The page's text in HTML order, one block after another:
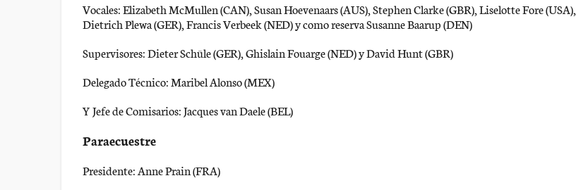
Vocales: Elizabeth McMullen (CAN), Susan Hoevenaars (AUS), Stephen Clarke (GBR), Liselotte Fore (USA),
Dietrich Plewa (GER), Francis Verbeek (NED) y como reserva Susanne Baarup (DEN)
Supervisores: Dieter Schüle (GER), Ghislain Fouarge (NED) y David Hunt (GBR)
Delegado Técnico: Maribel Alonso (MEX)
Y Jefe de Comisarios: Jacques van Daele (BEL)
Paraecuestre
Presidente: Anne Prain (FRA)